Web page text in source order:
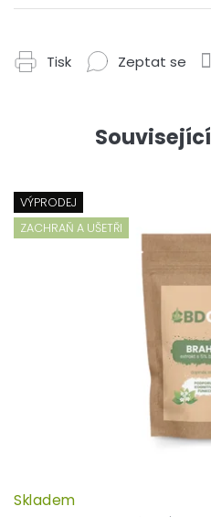
Tisk Zeptat se
VÝPRODEJ
ZACHRAŇ A UŠETŘI
Skladem